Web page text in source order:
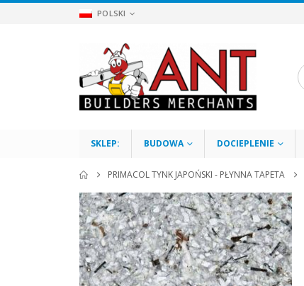
POLSKI
SKLEP: BUDOWA DOCIEPLENIE
PRIMACOL TYNK JAPOŃSKI - PŁYNNA TAPETA